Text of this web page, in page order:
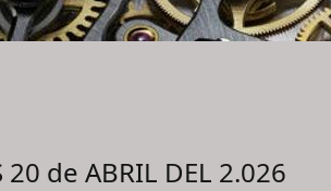
20 de ABRIL DEL 2.026